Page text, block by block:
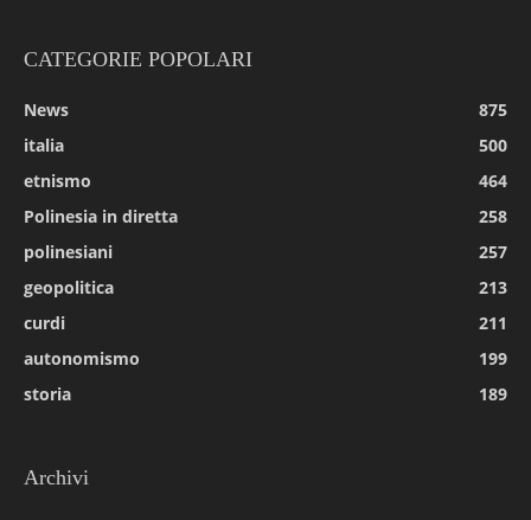
CATEGORIE POPOLARI
News
875
italia
500
etnismo
464
Polinesia in diretta
258
polinesiani
257
geopolitica
213
curdi
211
autonomismo
199
storia
189
Archivi